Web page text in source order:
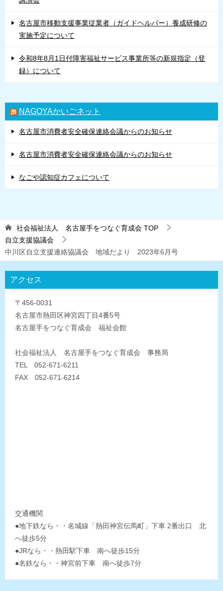
名古屋市移動支援事業従業者（ガイドヘルパー）養成研修の
実施予定について
令和8年8月1日付障害福祉サービス事業所等の新規指定（登
録）について
NAGOYAかいごネット
名古屋市消費者安全確保連絡会議からのお知らせ
名古屋市消費者安全確保連絡会議からのお知らせ
なごや認知症カフェについて
社会福祉法人 名古屋手をつなぐ育成会 TOP
自立支援協議会
中川区自立支援連絡協議会 地域だより 2023年6月号
アクセス
〒456-0031
名古屋市熱田区神宮四丁目4番5号
名古屋手をつなぐ育成会 福祉会館
社会福祉法人 名古屋手をつなぐ育成会 事務局
TEL 052-671-6211
FAX 052-671-6214
交通機関
●地下鉄なら・・名城線「熱田神宮伝馬町」下車 2番出口 北
へ徒歩5分
●JRなら・・熱田駅下車 南へ徒歩15分
●名鉄なら・・神宮前下車 南へ徒歩7分